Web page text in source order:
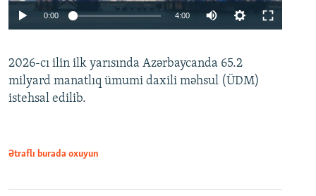
Auto 240p 360p 480p
0:00 4:00
360p
480p
2026-cı ilin ilk yarısında Azərbaycanda 65.2
milyard manatlıq ümumi daxili məhsul (ÜDM)
istehsal edilib.
Ətraflı burada oxuyun